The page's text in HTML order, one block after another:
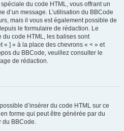
du code HTML, vous offrant un
d’un message. L’utilisation du BBCode
mais il vous est également possible de
le formulaire de rédaction. Le
du code HTML, les balises sont
« ] » à la place des chevrons « < » et
du BBCode, veuillez consulter le
de rédaction.
d’insérer du code HTML sur ce
forme qui peut être générée par du
du BBCode.